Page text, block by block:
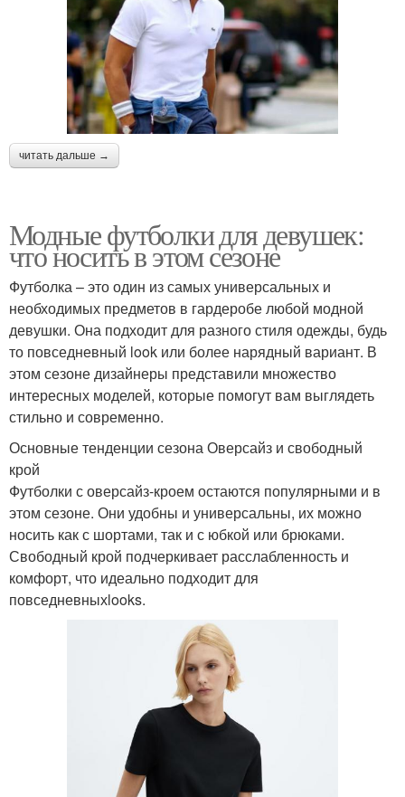
читать дальше →
Модные футболки для девушек:
что носить в этом сезоне
Футболка – это один из самых универсальных и
необходимых предметов в гардеробе любой модной
девушки. Она подходит для разного стиля одежды, будь
то повседневный look или более нарядный вариант. В
этом сезоне дизайнеры представили множество
интересных моделей, которые помогут вам выглядеть
стильно и современно.
Основные тенденции сезона Оверсайз и свободный
крой
Футболки с оверсайз-кроем остаются популярными и в
этом сезоне. Они удобны и универсальны, их можно
носить как с шортами, так и с юбкой или брюками.
Свободный крой подчеркивает расслабленность и
комфорт, что идеально подходит для
повседневныхlooks.